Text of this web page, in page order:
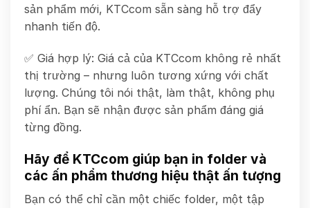
sản phẩm mới, KTCcom sẵn sàng hỗ trợ đẩy
nhanh tiến độ.
✅ Giá hợp lý: Giá cả của KTCcom không rẻ nhất
thị trường – nhưng luôn tương xứng với chất
lượng. Chúng tôi nói thật, làm thật, không phụ
phí ẩn. Bạn sẽ nhận được sản phẩm đáng giá
từng đồng.
Hãy để KTCcom giúp bạn in folder và
các ấn phẩm thương hiệu thật ấn tượng
Bạn có thể chỉ cần một chiếc folder, một tập